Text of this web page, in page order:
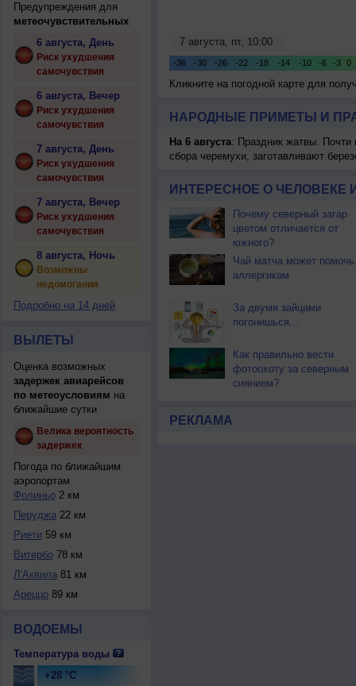
Предупреждения для
метеочувствительных
6 августа, День
Риск ухудшения
самочувствия
6 августа, Вечер
Риск ухудшения
самочувствия
7 августа, День
Риск ухудшения
самочувствия
7 августа, Вечер
Риск ухудшения
самочувствия
8 августа, Ночь
Возможны
недомогания
Подробно на 14 дней
ВЫЛЕТЫ
Оценка возможных
задержек авиарейсов
по метеоусловиям на
ближайшие сутки
Велика вероятность
задержек
Погода по ближайшим
аэропортам
Фолиньо2 км
Перуджа22 км
Риети 59 км
Витербо78 км
Л'Аквила81 км
Ареццо89 км
ВОДОЕМЫ
Температура воды
+28 °C
Кликните на погодной карте для
НАРОДНЫЕ ПРИМЕТЫ И
На 6 августа: Праздник жатвы. Почти
сбора черемухи, заготавливают
ИНТЕРЕСНОЕ О ЧЕЛОВЕКЕ
Почему северный загар
цветом отличается от
южного?
Чай матча может помочь
аллергикам
За двумя зайцами
погонишься...
Как правильно вести
фотоохоту за северным
сиянием?
РЕКЛАМА